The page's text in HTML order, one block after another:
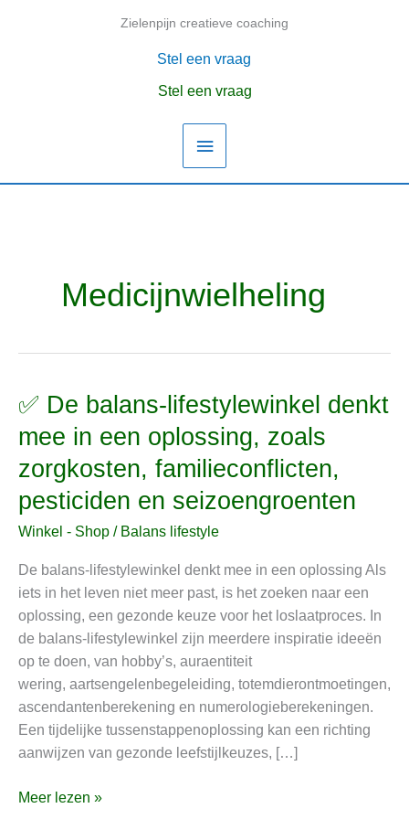
Zielenpijn creatieve coaching
Hoofdmenu
Stel een vraag
Stel een vraag
Medicijnwielheling
✅ De balans-lifestylewinkel denkt
mee in een oplossing, zoals
zorgkosten, familieconflicten,
pesticiden en seizoengroenten
Winkel - Shop / Balans lifestyle
De balans-lifestylewinkel denkt mee in een oplossing Als
iets in het leven niet meer past, is het zoeken naar een
oplossing, een gezonde keuze voor het loslaatproces. In
de balans-lifestylewinkel zijn meerdere inspiratie ideeën
op te doen, van hobby’s, auraentiteit
wering, aartsengelenbegeleiding, totemdierontmoetingen,
ascendantenberekening en numerologieberekeningen.
Een tijdelijke tussenstappenoplossing kan een richting
aanwijzen van gezonde leefstijlkeuzes, […]
✅
balans-
lifestylewinkel
mee
in
zorgkosten,
familieconflicten,
pesticiden
Meer lezen »